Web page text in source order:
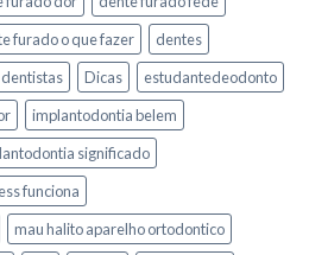
furado o que fazer
dentes
dentistas Dicas
estudantedeodonto
implantodontia belem
significado
funciona
mau halito aparelho ortodontico